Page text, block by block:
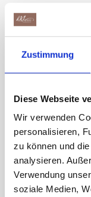
Zustimmung
Diese Webseite
Wir verwenden
personalisieren,
zu können und
analysieren.
Verwendung
soziale Medien,
notre
toi. Créons
inspirante!
Feed